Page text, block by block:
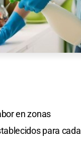
en zonas
para cada